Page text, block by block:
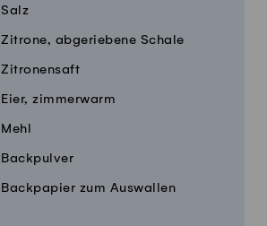
Salz
Zitrone, abgeriebene Schale
Zitronensaft
Eier, zimmerwarm
Mehl
Backpulver
Backpapier zum Auswallen